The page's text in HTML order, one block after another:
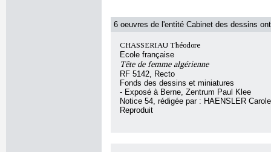
6 oeuvres de l'entité Cabinet des dessins
CHASSERIAU Théodore
Ecole française
Tête de femme algérienne
RF 5142, Recto
Fonds des dessins et miniatures
- Exposé à Berne, Zentrum Paul Klee
Notice 54, rédigée par : HAENSLER Carole
Reproduit